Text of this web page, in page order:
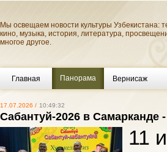
Мы освещаем новости культуры Узбекистана:
кино, музыка, история, литература,
многое другое.
Главная Панорама Вернисаж
17.07.2026 / 10:49:32
Сабантуй-2026 в Самарканде
11